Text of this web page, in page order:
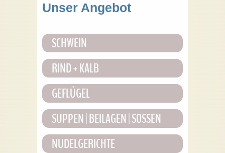
Unser Angebot
SCHWEIN
RIND + KALB
GEFLÜGEL
SUPPEN | BEILAGEN | SOSSEN
NUDELGERICHTE